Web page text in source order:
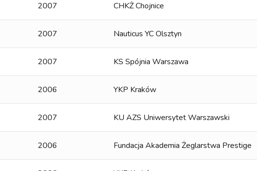
2007 CHKŻ Chojnice
2007 Nauticus YC Olsztyn
2007 KS Spójnia Warszawa
2006 YKP Kraków
2007 KU AZS Uniwersytet Warszawski
2006 Fundacja Akademia Żeglarstwa Prestige